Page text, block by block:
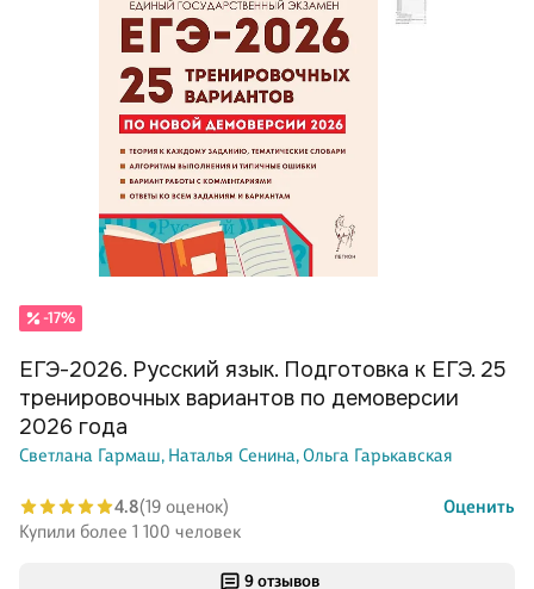
9 отзывов
-17%
ЕГЭ-2026. Русский язык. Подготовка к ЕГЭ. 25
тренировочных вариантов по демоверсии
2026 года
Светлана Гармаш, Наталья Сенина,Ольга Гарькавская
4.8(19 оценок)
Оценить
Купили более 1 100 человек